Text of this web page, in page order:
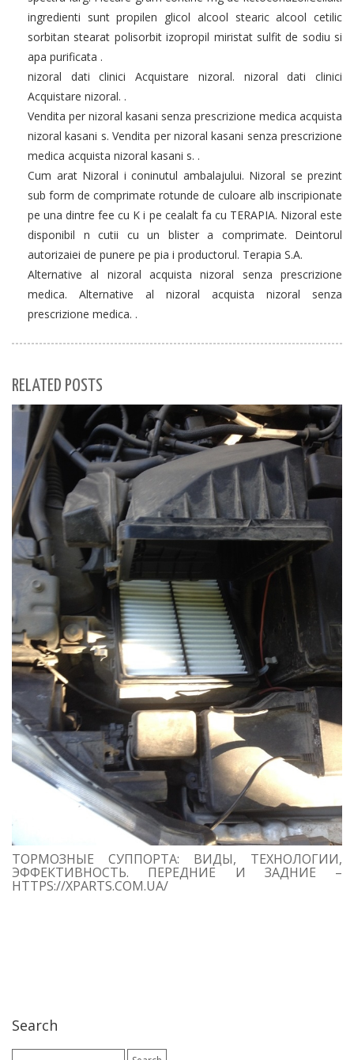
ingredienti sunt propilen glicol alcool stearic alcool cetilic
sorbitan stearat polisorbit izopropil miristat sulfit de sodiu si
apa purificata .
nizoral dati clinici Acquistare nizoral. nizoral dati clinici
Acquistare nizoral. .
Vendita per nizoral kasani senza prescrizione medica acquista
nizoral kasani s. Vendita per nizoral kasani senza prescrizione
medica acquista nizoral kasani s. .
Cum arat Nizoral i coninutul ambalajului. Nizoral se prezint
sub form de comprimate rotunde de culoare alb inscripionate
pe una dintre fee cu K i pe cealalt fa cu TERAPIA. Nizoral este
disponibil n cutii cu un blister a comprimate. Deintorul
autorizaiei de punere pe pia i productorul. Terapia S.A.
Alternative al nizoral acquista nizoral senza prescrizione
medica. Alternative al nizoral acquista nizoral senza
prescrizione medica. .
RELATED POSTS
ТОРМОЗНЫЕ СУППОРТА: ВИДЫ, ТЕХНОЛОГИИ,
ЭФФЕКТИВНОСТЬ. ПЕРЕДНИЕ И ЗАДНИЕ –
HTTPS://XPARTS.COM.UA/
Search